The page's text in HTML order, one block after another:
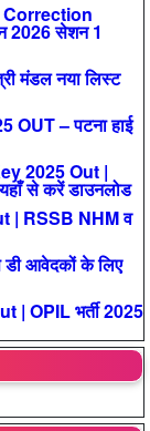
2026 सेशन 1
मंडल नया लिस्ट
– पटना हाई
2025 Out |
से करें डाउनलोड
| RSSB NHM व
आवेदकों के लिए
OPIL भर्ती 2025